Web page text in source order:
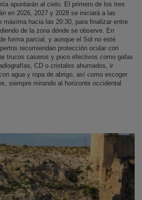
apuntarán al cielo. El primero de los tres
en 2026, 2027 y 2028 se iniciará a las
máxima hacia las 20:30, para finalizar entre
de la zona dónde se observe. En
forma parcial, y aunque el Sol no esté
recomiendan protección ocular con
trucos caseros y poco efectivos como gafas
CD o cristales ahumados, ir
agua y ropa de abrigo, así como escoger
siempre mirando al horizonte occidental